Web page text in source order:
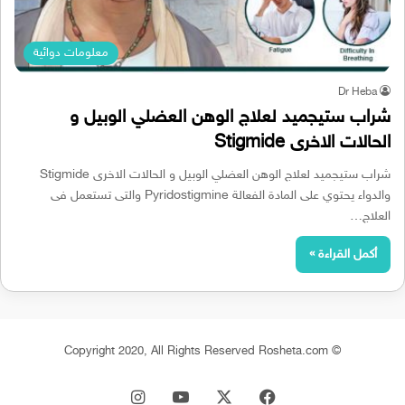
معلومات دوائية
Dr Heba
شراب ستيجميد لعلاج الوهن العضلي الوبيل و
الحالات الاخرى Stigmide
شراب ستيجميد لعلاج الوهن العضلي الوبيل و الحالات الاخرى Stigmide
والدواء يحتوي على المادة الفعالة Pyridostigmine والتى تستعمل فى
العلاج…
أكمل القراءة »
© Copyright 2020, All Rights Reserved Rosheta.com
فيسبوك ‫YouTube